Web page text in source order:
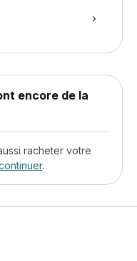
encore de la
racheter votre
.